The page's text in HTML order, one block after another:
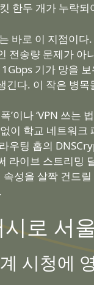
한두 개가 누락
바로 이 지점이
전송량 문제가
기가 망을
다. 이 작은 병
’이나 ‘VPN 쓰
이 학교 네트워
우팅 홉의
라이브 스트리밍
성을 살짝 건드
시로 서
시청에